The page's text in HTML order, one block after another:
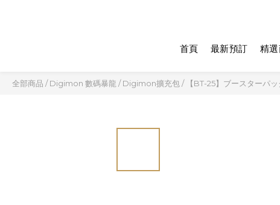
首頁 最新預訂 精
全部商品 /Digimon 數碼暴龍 /Digimon擴充包/ 【BT-25】ブースターパ